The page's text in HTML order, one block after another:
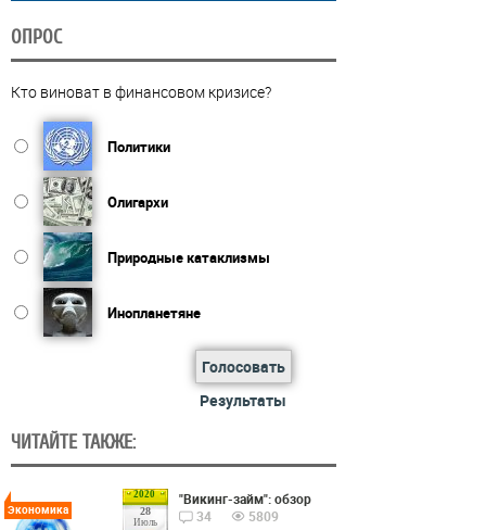
ОПРОС
Кто виноват в финансовом кризисе?
Политики
Олигархи
Природные катаклизмы
Инопланетяне
Голосовать
Результаты
ЧИТАЙТЕ ТАКЖЕ:
2020
28
Июль
Экономика
"Викинг-займ": обзор
34
5809